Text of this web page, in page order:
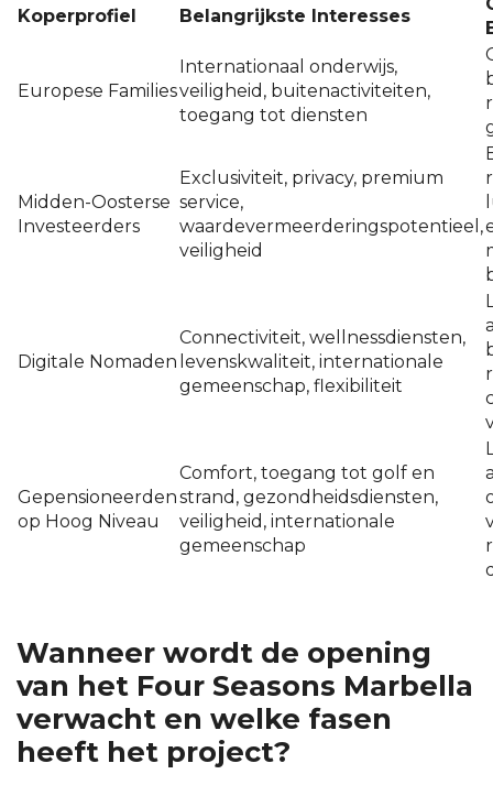
Koperprofiel Belangrijkste Interesses
Europese Families
Internationaal onderwijs,
veiligheid, buitenactiviteiten,
toegang tot diensten
Midden-Oosterse
Investeerders
Exclusiviteit, privacy, premium
service,
waardevermeerderingspotentieel,
veiligheid
Digitale Nomaden
Connectiviteit, wellnessdiensten,
levenskwaliteit, internationale
gemeenschap, flexibiliteit
Gepensioneerden
op Hoog Niveau
Comfort, toegang tot golf en
strand, gezondheidsdiensten,
veiligheid, internationale
gemeenschap
Wanneer wordt de opening
van het Four Seasons Marbella
verwacht en welke fasen
heeft het project?